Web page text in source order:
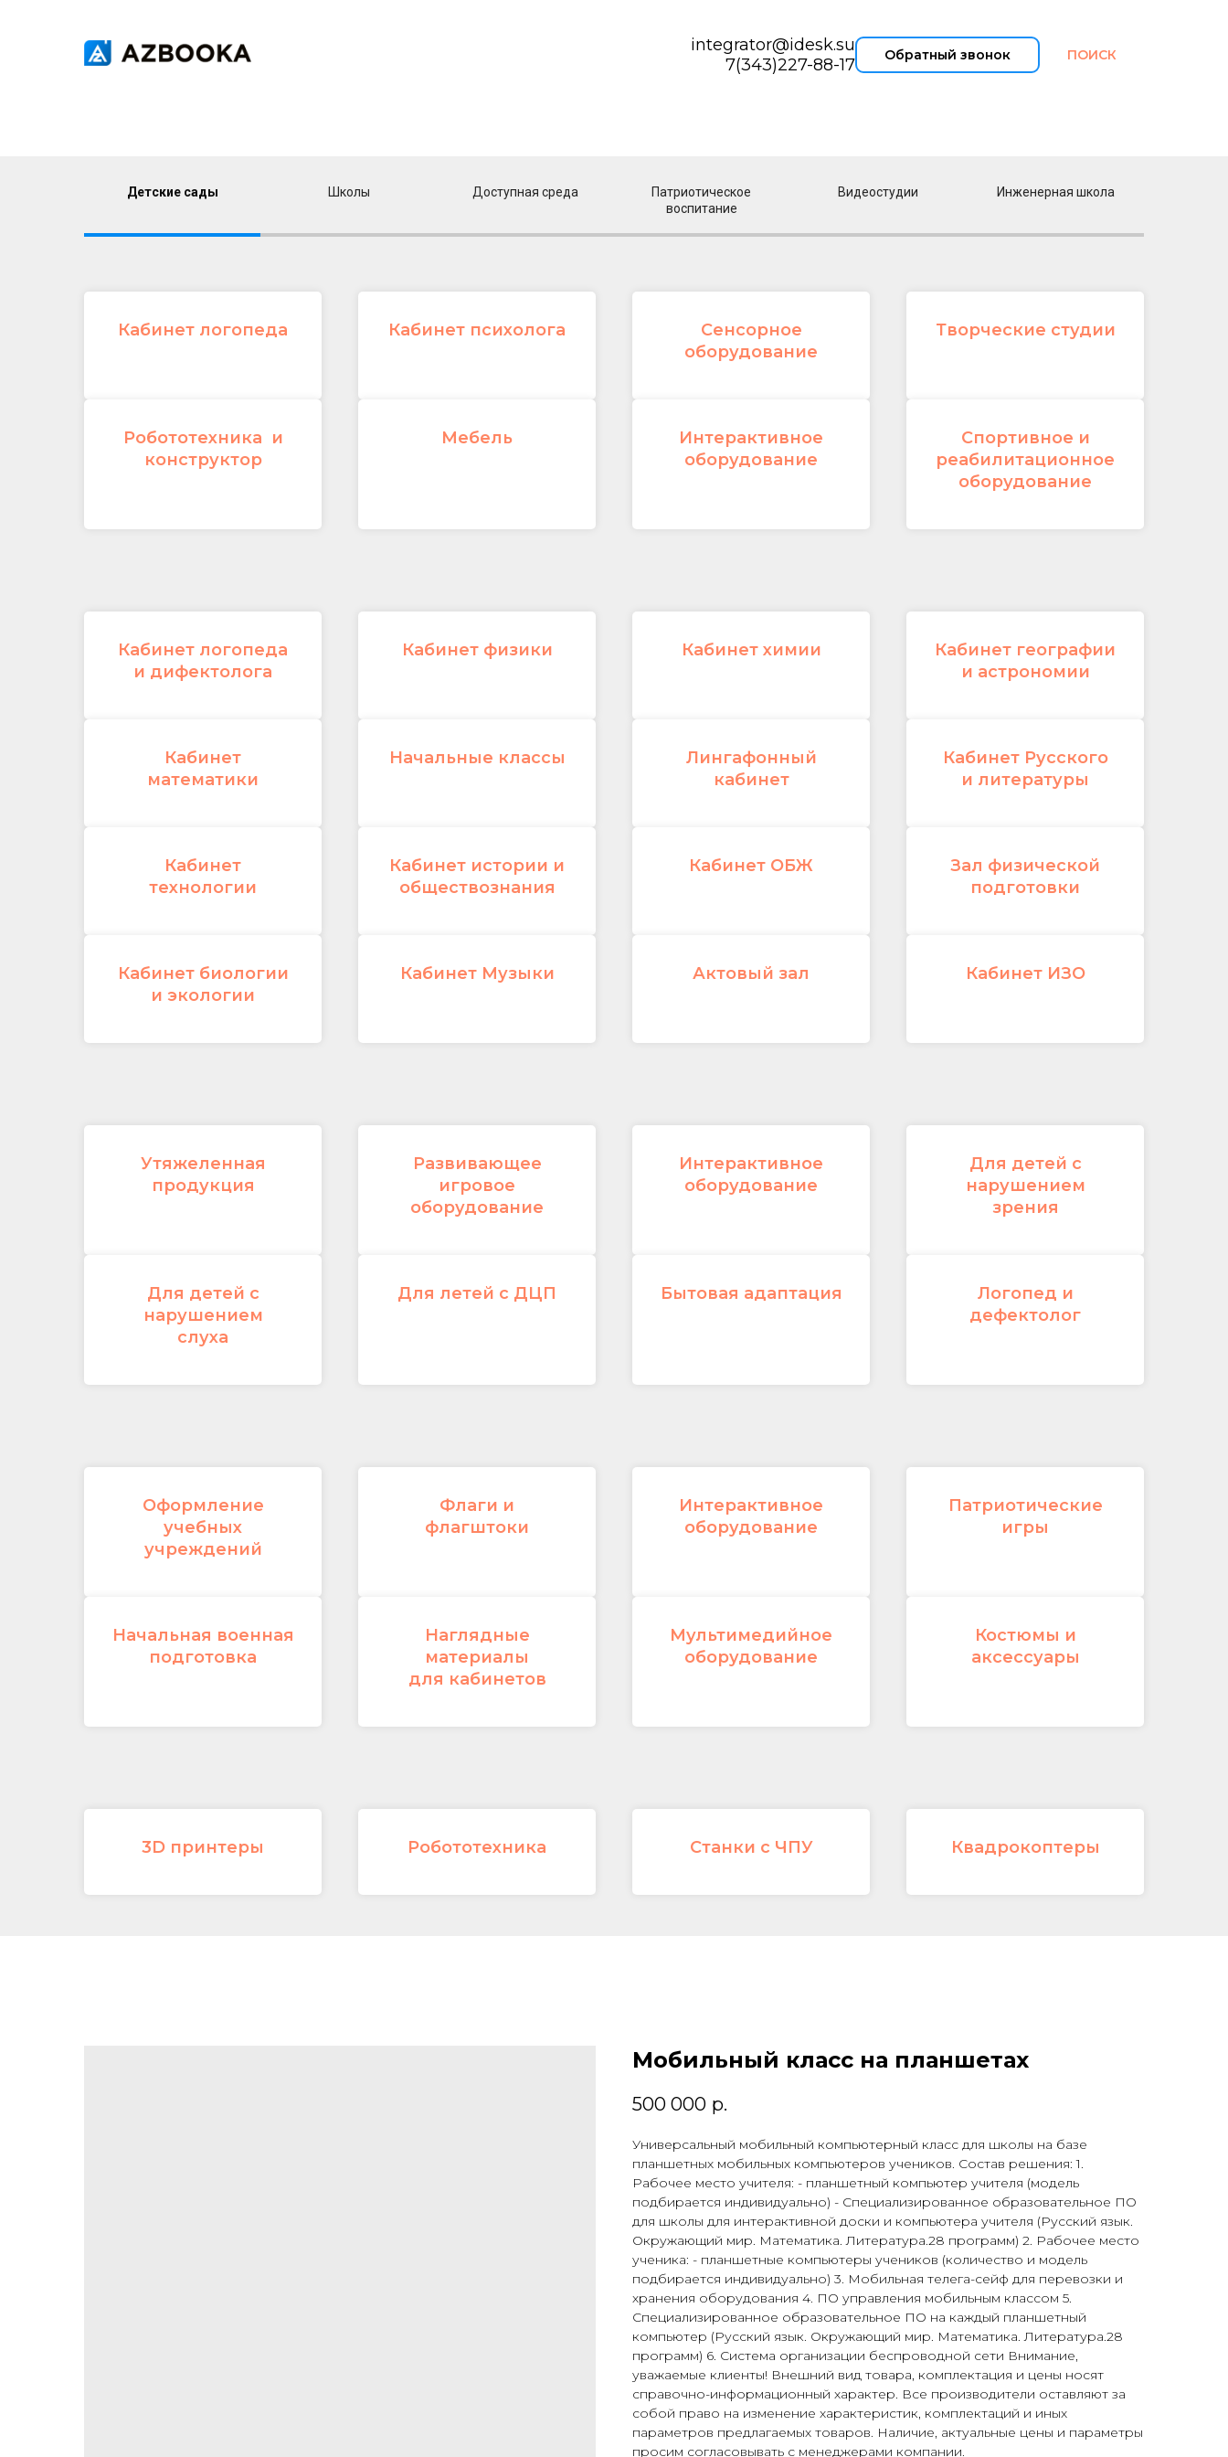
integrator@idesk.su
7(343)227-88-17
Обратный звонок ПОИСК
Детские сады Школы Доступная среда
Патриотическое
воспитание
Видеостудии Инженерная школа
Кабинет логопеда Кабинет психолога
Сенсорное
оборудование
Творческие студии
Робототехника и
конструктор
Мебель
Интерактивное
оборудование
Спортивное и
реабилитационное
оборудование
Кабинет логопеда
и дифектолога
Кабинет физики Кабинет химии
Кабинет географии
и астрономии
Кабинет
математики
Начальные классы
Лингафонный
кабинет
Кабинет Русского
и литературы
Кабинет
технологии
Кабинет истории и
обществознания
Кабинет ОБЖ
Зал физической
подготовки
Кабинет биологии
и экологии
Кабинет Музыки Актовый зал Кабинет ИЗО
Утяжеленная
продукция
Развивающее
игровое
оборудование
Интерактивное
оборудование
Для детей с
нарушением
зрения
Для детей с
нарушением
слуха
Для летей с ДЦП Бытовая адаптация
Логопед и
дефектолог
Оформление
учебных
учреждений
Флаги и
флагштоки
Интерактивное
оборудование
Патриотические
игры
Начальная военная
подготовка
Наглядные
материалы
для кабинетов
Мультимедийное
оборудование
Костюмы и
аксессуары
3D принтеры Робототехника Станки с ЧПУ Квадрокоптеры
Мобильный класс на планшетах
500 000 р.
Универсальный мобильный компьютерный класс для школы на базе
планшетных мобильных компьютеров учеников. Состав решения: 1.
Рабочее место учителя: - планшетный компьютер учителя (модель
подбирается индивидуально) - Специализированное образовательное ПО
для школы для интерактивной доски и компьютера учителя (Русский язык.
Окружающий мир. Математика. Литература.28 программ) 2. Рабочее место
ученика: - планшетные компьютеры учеников (количество и модель
подбирается индивидуально) 3. Мобильная телега-сейф для перевозки и
хранения оборудования 4. ПО управления мобильным классом 5.
Специализированное образовательное ПО на каждый планшетный
компьютер (Русский язык. Окружающий мир. Математика. Литература.28
программ) 6. Система организации беспроводной сети Внимание,
уважаемые клиенты! Внешний вид товара, комплектация и цены носят
справочно-информационный характер. Все производители оставляют за
собой право на изменение характеристик, комплектаций и иных
параметров предлагаемых товаров. Наличие, актуальные цены и параметры
просим согласовывать с менеджерами компании.